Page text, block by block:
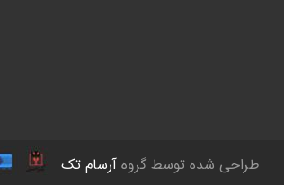
طراحی شده توسط گروه آرسام تک